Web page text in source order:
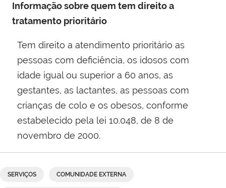
Informação sobre quem tem direito a
tratamento prioritário
Tem direito a atendimento prioritário as
pessoas com deficiência, os idosos com
idade igual ou superior a 60 anos, as
gestantes, as lactantes, as pessoas com
crianças de colo e os obesos, conforme
estabelecido pela lei 10.048, de 8 de
novembro de 2000​.
SERVIÇOS COMUNIDADE EXTERNA